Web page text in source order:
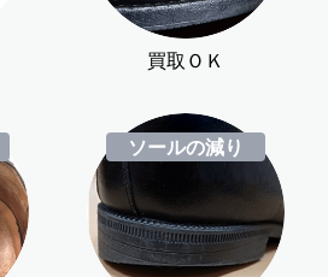
買取ＯＫ
ソールの減り